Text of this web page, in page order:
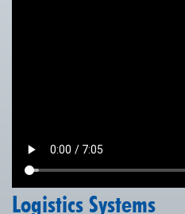
Logistics Systems